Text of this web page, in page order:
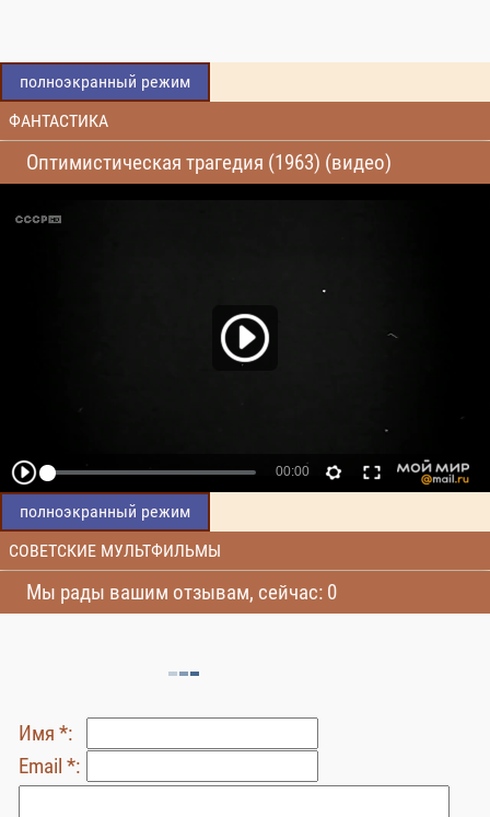
полноэкранный режим
ФАНТАСТИКА
Оптимистическая трагедия (1963) (видео)
полноэкранный режим
СОВЕТСКИЕ МУЛЬТФИЛЬМЫ
Мы рады вашим отзывам, сейчас: 0
Имя *:
Email *: